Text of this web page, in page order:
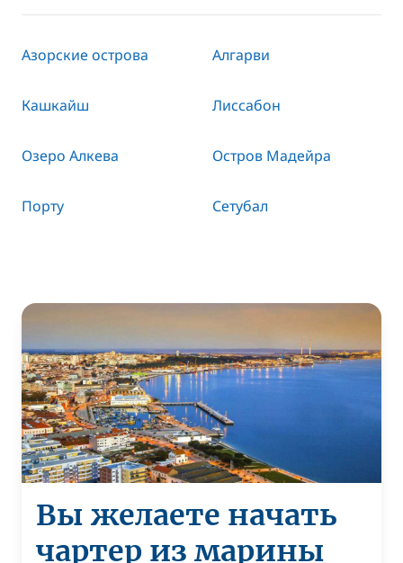
Азорские острова Алгарви
Кашкайш Лиссабон
Озеро Алкева Остров Мадейра
Порту Сетубал
Вы желаете начать
чартер из марины